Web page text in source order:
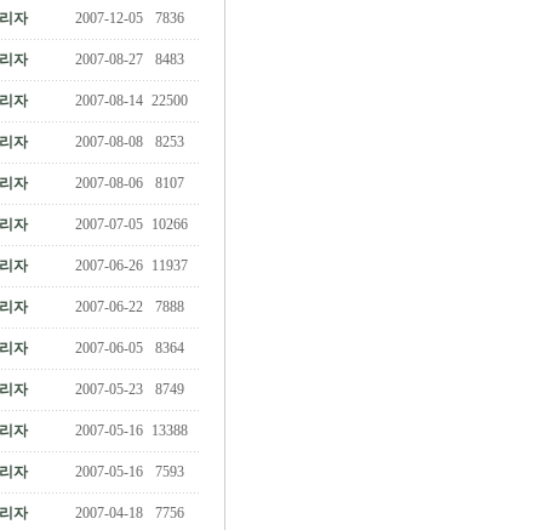
자 2007-12-05 7836
자 2007-08-27 8483
자 2007-08-14 22500
자 2007-08-08 8253
자 2007-08-06 8107
자 2007-07-05 10266
자 2007-06-26 11937
자 2007-06-22 7888
자 2007-06-05 8364
자 2007-05-23 8749
자 2007-05-16 13388
자 2007-05-16 7593
자 2007-04-18 7756